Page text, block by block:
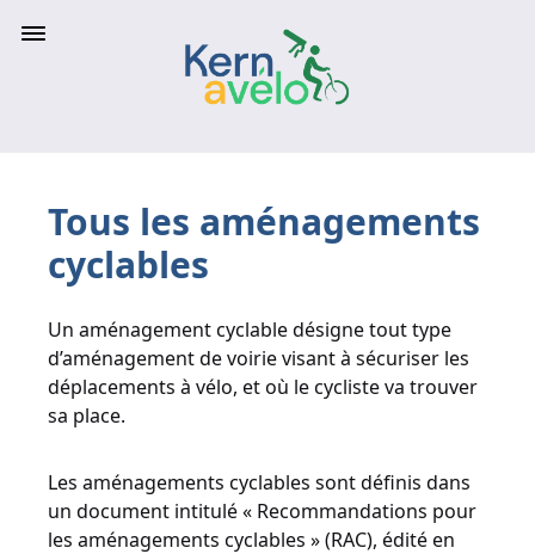
Tous les aménagements
cyclables
Un aménagement cyclable désigne tout type
d’aménagement de voirie visant à sécuriser les
déplacements à vélo, et où le cycliste va trouver
sa place.
Les aménagements cyclables sont définis dans
un document intitulé « Recommandations pour
les aménagements cyclables » (RAC), édité en